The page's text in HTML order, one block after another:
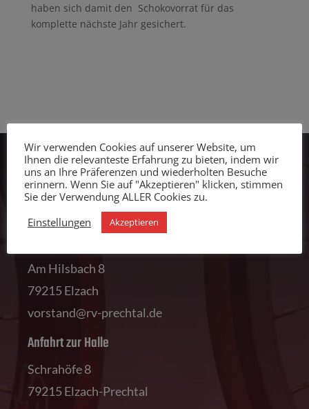
haben sich damit den Schokovorrat für das
komplette nächste Jahr gesichert.
RVC Prechtal
Klaus Holzer
Am Hilsbach 8
79215 Elzach
vorstand@rv-prechtal.de
Anfahrt zur Halle
Schrahöfe 8
79215 Elzach-Prechtal
Wir verwenden Cookies auf unserer Website, um
Ihnen die relevanteste Erfahrung zu bieten, indem wir
uns an Ihre Präferenzen und wiederholten Besuche
erinnern. Wenn Sie auf "Akzeptieren" klicken, stimmen
Sie der Verwendung ALLER Cookies zu.
Einstellungen
Akzeptieren